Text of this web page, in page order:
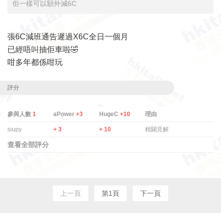
佢一樣可以額外減6C
張6C減班通告遲過X6C全日一個月
已經唔叫抽佢車啦🤣
咁多年都係咁玩
評分
參與人數 1 aPower +3 HugeC +10 理由
siupy + 3 + 10 精闢見解
查看全部評分
上一頁 第1頁 下一頁